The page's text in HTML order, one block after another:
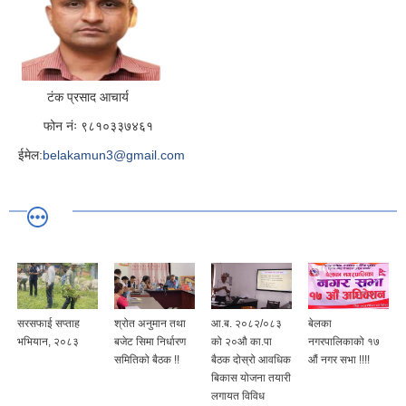
टंक प्रसाद आचार्य
फोन नंः ९८१०३३७४६१
ईमेल:belakamun3@gmail.com
सरसफाई सप्ताह
भभियान, २०८३
श्रोत अनुमान तथा
बजेट सिमा निर्धारण
समितिको बैठक !!
आ.ब. २०८२/०८३
को २०औ का.पा
बैठक दोस्रो आवधिक
बिकास योजना तयारी
लगायत विविध
बेलका
नगरपालिकाको १७
औं नगर सभा !!!!